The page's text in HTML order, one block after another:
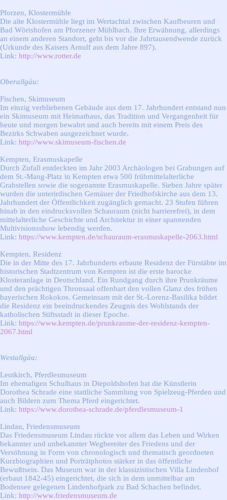
Pforzen, Klostermühle
Die alte Klostermühle liegt im Wertachtal zwischen Kaufbeuren und
Bad Wörishofen am Pforzener Mühlbach. Ihre Erwähnung, allerdings
an einem anderen Standort, geht bis vor die Jahrtausendwende zurück
(Urkunde des Kaisers Arnulf aus dem Jahre 897).
Link: http://www.rotter.de
Oberallgäu:
Fischen, Skimuseum
Im einzig verbliebenen Gebäude aus dem 17. Jahrhundert entstand nun
ein Skimuseum mit Heimathaus, das Tradition und Vergangenheit für
heute und morgen bewahrt und auch bereits mit einem Preis des
Bezirks Schwaben ausgezeichnet wurde.
Link: http://www.skimuseum-fischen.de
Kempten, Erasmuskapelle
Durch Zufall entdeckten im Jahr 2003 Archäologen bei Grabungen auf
dem St.-Mang-Platz in Kempten etwa 500 frühmittelalterliche
Grabstellen sowie die sogenannte Erasmuskapelle. Sieben Jahre später
wurden die unterirdischen Gemäuer der Friedhofskirche aus dem 13.
Jahrhundert der Öffentlichkeit zugänglich gemacht. 23 Stufen führen
hinab in den eindrucksvollen Schauraum (nicht barrierefrei), in dem
mittelalterliche Geschichte und Architektur in einer spannenden
Multivisionsshow lebendig werden.
Link: https://www.kempten.de/schauraum-erasmuskapelle-2063.html
Kempten, Residenz
Die in der Mitte des 17. Jahrhunderts erbaute Residenz der Fürstäbte im
historischen Stadtzentrum von Kempten ist die erste barocke
Klosteranlage in Deutschland. Ein Rundgang durch ihre Prunkräume
und den prächtigen Thronsaal offenbart den vollen Glanz des frühen
bayerischen Rokokos. Gemeinsam mit der St.-Lorenz-Basilika bildet
die Residenz ein beeindruckendes Zeugnis des Wohlstands der
katholischen Stiftsstadt in dieser Epoche.
Link: https://www.kempten.de/prunkraume-der-residenz-kempten-
2067.html
Westallgäu:
Leutkirch, Pferdlesmuseum
Im ehemaligen Schulhaus in Diepoldshofen hat die Künstlerin
Dorothea Schrade eine stattliche Sammlung von Spielzeug-Pferden und
auch Bildern zum Thema Pferd eingerichtet.
Link: https://www.dorothea-schrade.de/pferdlesmuseum-1
Lindau, Friedensmuseum
Das Friedensmuseum Lindau rückte vor allem das Leben und Wirken
bekannter und unbekannter Wegbereiter des Friedens und der
Versöhnung in Form von chronologisch und thematisch geordneten
Kurzbiographien und Porträtphotos stärker in das öffentliche
Bewußtsein. Das Museum war in der klassizistischen Villa Lindenhof
(erbaut 1842-45) eingerichtet, die sich in dem unmittelbar am
Bodensee gelegenen Lindenhofpark zu Bad Schachen befindet.
Link: http://www.friedensmuseum.de